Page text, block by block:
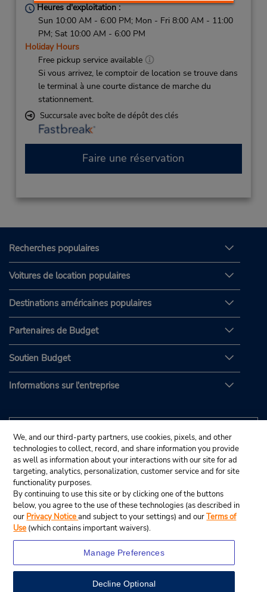
Heures d'exploitation :
Sun 10:00 AM - 6:00 PM; Mon - Fri 8:00 AM - 11:00
PM; Sat 10:00 AM - 6:00 PM
Holiday Hours
Free pickup service available
Si vous arrivez, le comptoir de location se trouve dans
le terminal à une courte distance de marche du
stationnement.
Succursale avec boîte de dépôt des clés
Faire une réservation
Recherches populaires
Voitures de location populaires
Destinations américaines populaires
Partenaires de Budget
Soutien Budget
Informations sur l'entreprise
We, and our third-party partners, use cookies, pixels, and other
technologies to collect, record, and share information you provide
as well as information about your interactions with our site for ad
targeting, analytics, personalization, customer service and for site
functionality purposes.
By continuing to use this site or by clicking one of the buttons
below, you agree to the use of these technologies (as described in
our Privacy Noticeand subject to your settings) and ourTerms of
Use (which contains important waivers).
Manage Preferences
Decline Optional